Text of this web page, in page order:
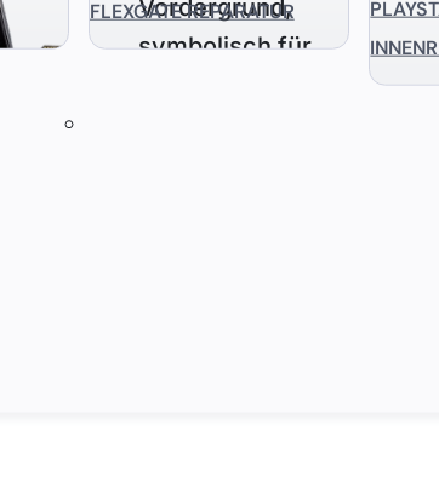
FLEXGATE REPARATUR